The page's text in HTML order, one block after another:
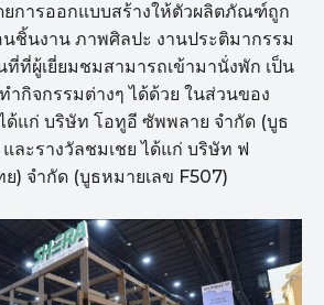
ยการออกแบบสร้างให้ตัวผลิตภัณฑ์ถูก
ชิ้นงาน ภาพศิลปะ งานประติมากรรม
ที่ผู้เยี่ยมชมสามารถเข้ามานั่งพัก เป็น
กิจกรรมต่างๆ ได้ด้วย ในส่วนของ
ด้แก่ บริษัท โอทูอี ซัพพลาย จำกัด (บูธ
และรางวัลชมเชย ได้แก่ บริษัท ฟ
ย) จำกัด (บูธหมายเลข F507)